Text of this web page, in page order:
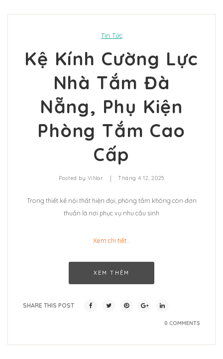
Phụ Kiện Phòng Tắm – Bếp VINA
Tin Tức
Kệ Kính Cường Lực
Nhà Tắm Đà
Nẵng, Phụ Kiện
Phòng Tắm Cao
Cấp
Posted by ViNar | Tháng 4 12, 2025
Trong thiết kế nội thất hiện đại, phòng tắm không còn đơn
thuần là nơi phục vụ nhu cầu sinh
Xem chi tiết…
XEM THÊM
SHARE THIS POST
0 COMMENTS